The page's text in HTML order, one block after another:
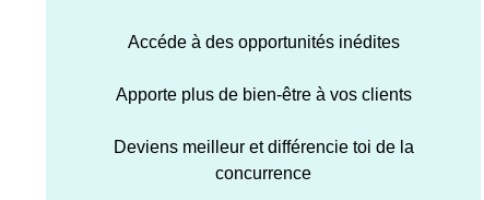
Accéde à des opportunités inédites
Apporte plus de bien-être à vos clients
Deviens meilleur et différencie toi de la
concurrence